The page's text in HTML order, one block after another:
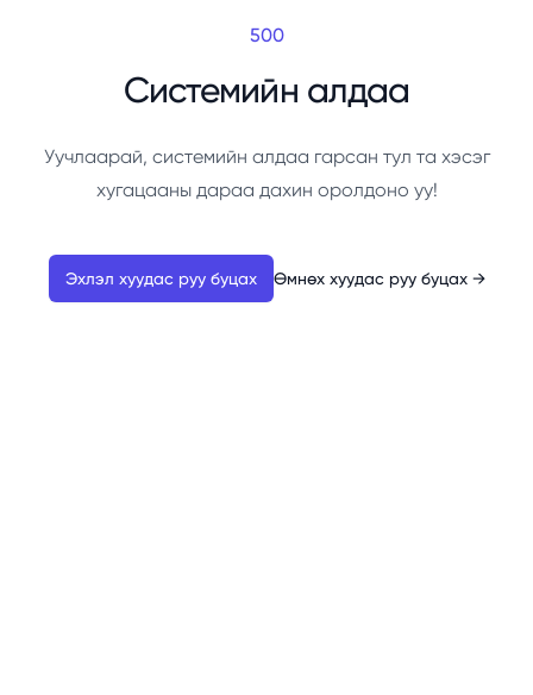
500
Системийн алдаа
Уучлаарай, системийн алдаа гарсан тул та хэсэг
хугацааны дараа дахин оролдоно уу!
Эхлэл хуудас руу буцах Өмнөх хуудас руу буцах →